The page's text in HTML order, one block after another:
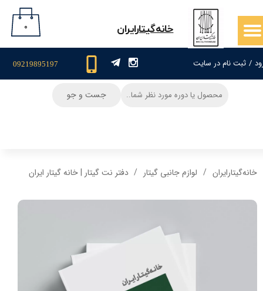
/ ثبت نام در سایت
حساب کاربری من
سفارشات
09219895197
​خانه‌گیتار‌ایران ۰
جست و جو
خانه‌گیتار‌ایران لوازم جانبی گیتار دفتر نت گیتار | خانه گیتار ایران